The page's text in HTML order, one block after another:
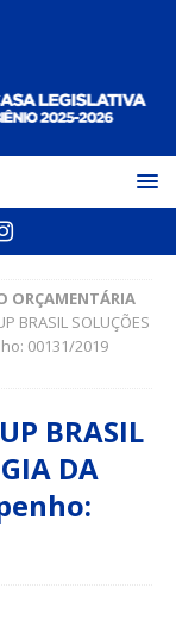
ORÇAMENTÁRIA
BRASIL SOLUÇÕES
00131/2019
BRASIL
DA